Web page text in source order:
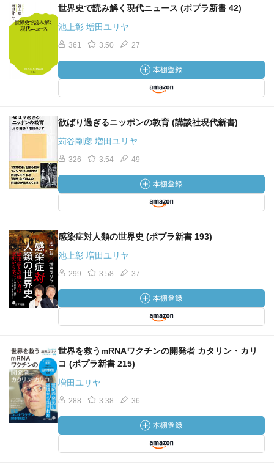
学びたい。順位を上げるために手段を選ばず、ということ
にだけはならないように。
世界史で読み解く現代ニュース (ポプラ新書 42)
池上彰 増田ユリヤ
361 3.50 27
欲ばり過ぎるニッポンの教育 (講談社現代新書)
苅谷剛彦 増田ユリヤ
326 3.54 49
感染症対人類の世界史 (ポプラ新書 193)
池上彰 増田ユリヤ
299 3.58 37
世界を救うmRNAワクチンの開発者 カタリン・カリ
コ (ポプラ新書 215)
増田ユリヤ
288 3.38 36